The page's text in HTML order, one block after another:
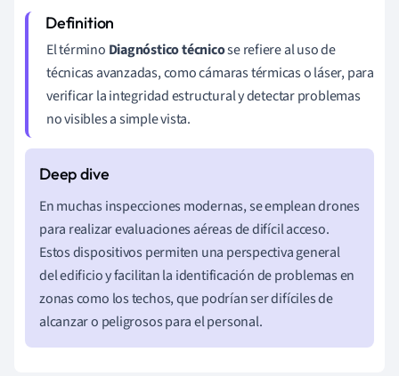
El término Diagnóstico técnicose refiere al uso de
técnicas avanzadas, como cámaras térmicas o láser, para
verificar la integridad estructural y detectar problemas
no visibles a simple vista.
En muchas inspecciones modernas, se emplean drones
para realizar evaluaciones aéreas de difícil acceso.
Estos dispositivos permiten una perspectiva general
del edificio y facilitan la identificación de problemas en
zonas como los techos, que podrían ser difíciles de
alcanzar o peligrosos para el personal.